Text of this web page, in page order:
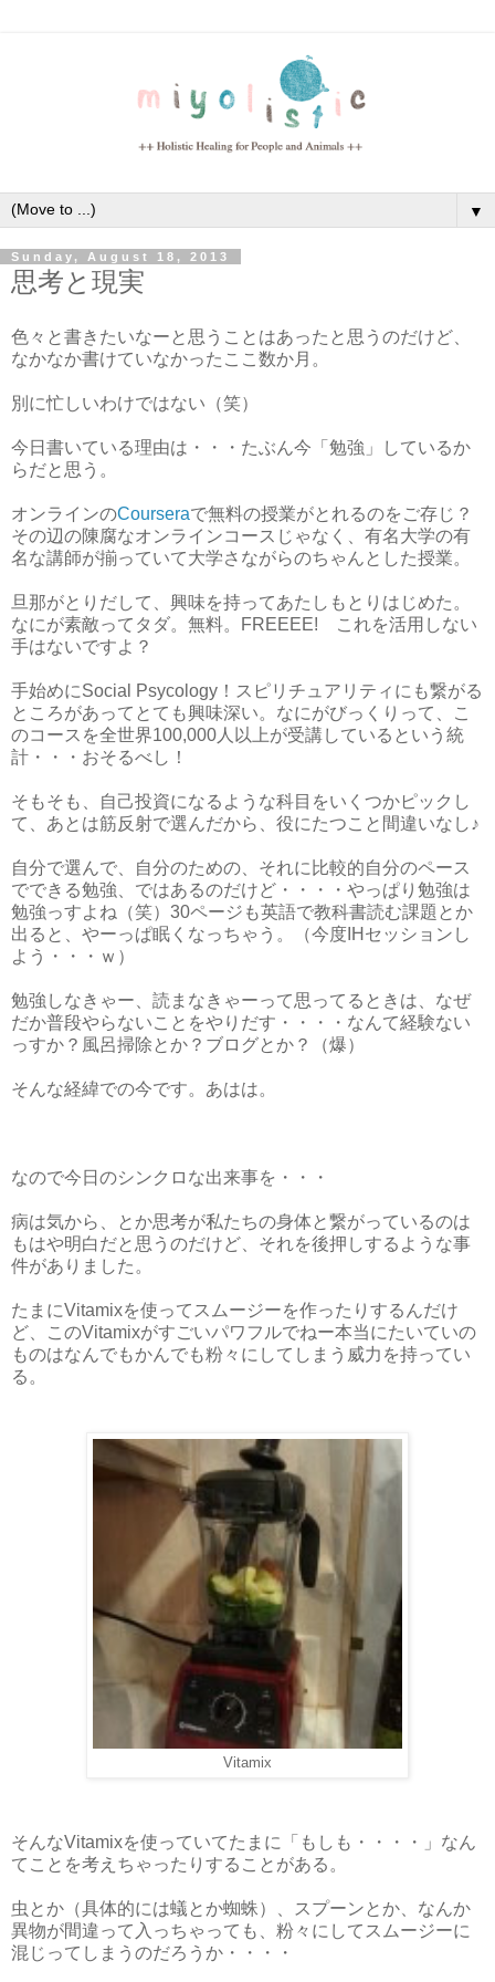
▼
Sunday, August 18, 2013
思考と現実
色々と書きたいなーと思うことはあったと思うのだけど、
なかなか書けていなかったここ数か月。
別に忙しいわけではない（笑）
今日書いている理由は・・・たぶん今「勉強」しているか
らだと思う。
オンラインのCourseraで無料の授業がとれるのをご存じ？
その辺の陳腐なオンラインコースじゃなく、有名大学の有
名な講師が揃っていて大学さながらのちゃんとした授業。
旦那がとりだして、興味を持ってあたしもとりはじめた。
なにが素敵ってタダ。無料。FREEEE! これを活用しない
手はないですよ？
手始めにSocial Psycology！スピリチュアリティにも繋がる
ところがあってとても興味深い。なにがびっくりって、こ
のコースを全世界100,000人以上が受講しているという統
計・・・おそるべし！
そもそも、自己投資になるような科目をいくつかピックし
て、あとは筋反射で選んだから、役にたつこと間違いなし♪
自分で選んで、自分のための、それに比較的自分のペース
でできる勉強、ではあるのだけど・・・・やっぱり勉強は
勉強っすよね（笑）30ページも英語で教科書読む課題とか
出ると、やーっぱ眠くなっちゃう。（今度IHセッションし
よう・・・ｗ）
勉強しなきゃー、読まなきゃーって思ってるときは、なぜ
だか普段やらないことをやりだす・・・・なんて経験ない
っすか？風呂掃除とか？ブログとか？（爆）
そんな経緯での今です。あはは。
なので今日のシンクロな出来事を・・・
病は気から、とか思考が私たちの身体と繋がっているのは
もはや明白だと思うのだけど、それを後押しするような事
件がありました。
たまにVitamixを使ってスムージーを作ったりするんだけ
ど、このVitamixがすごいパワフルでねー本当にたいていの
ものはなんでもかんでも粉々にしてしまう威力を持ってい
る。
Vitamix
そんなVitamixを使っていてたまに「もしも・・・・」なん
てことを考えちゃったりすることがある。
虫とか（具体的には蟻とか蜘蛛）、スプーンとか、なんか
異物が間違って入っちゃっても、粉々にしてスムージーに
混じってしまうのだろうか・・・・